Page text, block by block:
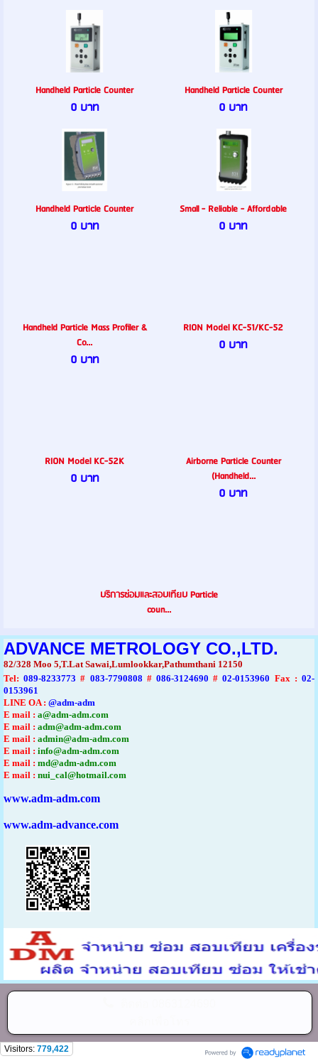
Handheld Particle Counter
0 บาท
Handheld Particle Counter
0 บาท
Handheld Particle Counter
0 บาท
Small - Reliable - Affordable
0 บาท
Handheld Particle Mass Proﬁler &
Co...
0 บาท
RION Model KC-51/KC-52
0 บาท
RION Model KC-52K
0 บาท
Airborne Particle Counter
(Handheld...
0 บาท
บริการซ่อมและสอบเทียบ Particle
coun...
ADVANCE METROLOGY CO.,LTD.
82/328 Moo 5,T.Lat Sawai,Lumlookkar,Pathumthani 12150
Tel: 089-8233773 # 083-7790808 #086-3124690 #02-0153960 Fax :02-
0153961
LINE OA : @adm-adm
E mail : a@adm-adm.com
E mail : adm@adm-adm.com
E mail : admin@adm-adm.com
E mail : info@adm-adm.com
E mail : md@adm-adm.com
E mail : nui_cal@hotmail.com
www.adm-adm.com
www.adm-advance.com
Visitors: 779,422